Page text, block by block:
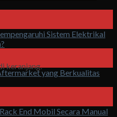
keranjang.
Sistem Elektrikal
yang Berkualitas
End Mobil Secara Manual